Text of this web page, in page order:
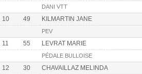
DANI VTT
10 49 KILMARTIN JANE
PEV
11 55 LEVRAT MARIE
PÉDALE BULLOISE
12 30 CHAVAILLAZ MELINDA